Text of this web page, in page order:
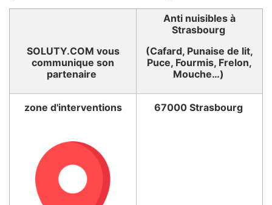
SOLUTY.COM vous
communique son
partenaire
Anti nuisibles à
Strasbourg
(Cafard, Punaise de lit,
Puce, Fourmis, Frelon,
Mouche…)
zone d'interventions 67000 Strasbourg